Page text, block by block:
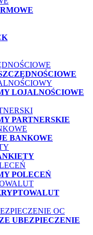
LOJALNOŚCIOWE
PARTNERSKIE
BANKOWE
POLECEŃ
UBEZPIECZENIE